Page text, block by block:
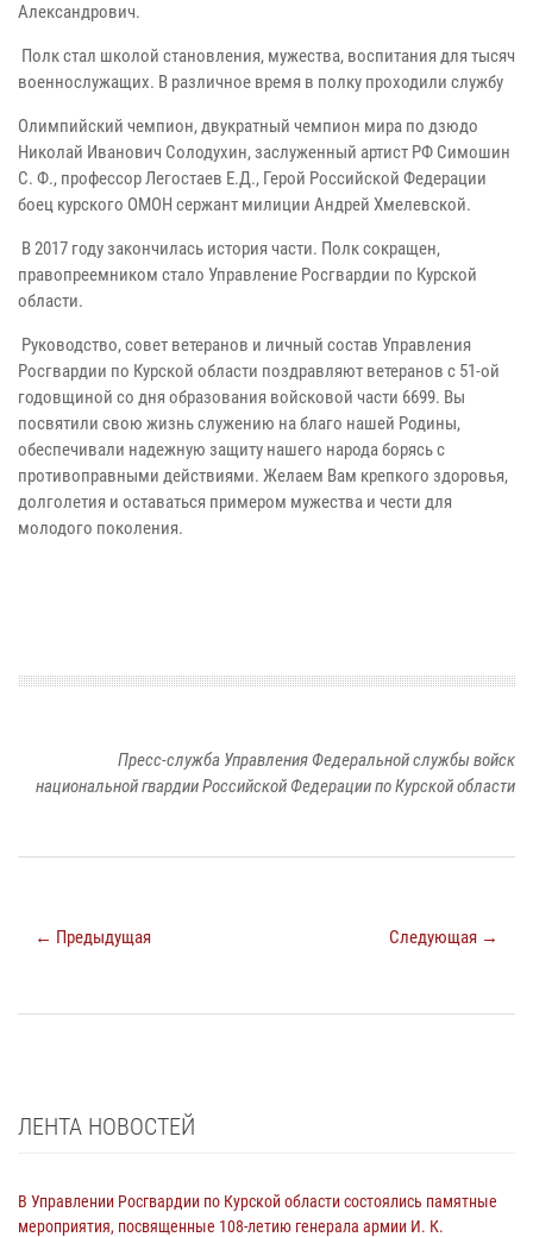
Александрович.
Полк стал школой становления, мужества, воспитания для тысяч
военнослужащих. В различное время в полку проходили службу
Олимпийский чемпион, двукратный чемпион мира по дзюдо
Николай Иванович Солодухин, заслуженный артист РФ Симошин
С. Ф., профессор Легостаев Е.Д., Герой Российской Федерации
боец курского ОМОН сержант милиции Андрей Хмелевской.
В 2017 году закончилась история части. Полк сокращен,
правопреемником стало Управление Росгвардии по Курской
области.
Руководство, совет ветеранов и личный состав Управления
Росгвардии по Курской области поздравляют ветеранов с 51-ой
годовщиной со дня образования войсковой части 6699. Вы
посвятили свою жизнь служению на благо нашей Родины,
обеспечивали надежную защиту нашего народа борясь с
противоправными действиями. Желаем Вам крепкого здоровья,
долголетия и оставаться примером мужества и чести для
молодого поколения.
Пресс-служба Управления Федеральной службы войск
национальной гвардии Российской Федерации по Курской области
← Предыдущая Следующая →
ЛЕНТА НОВОСТЕЙ
В Управлении Росгвардии по Курской области состоялись памятные
мероприятия, посвященные 108-летию генерала армии И. К.